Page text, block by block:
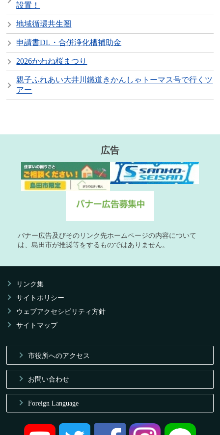
設置！
地域循環共生圏
申請書DL・合併浄化槽補助金
2026かわね桜まつり
親子ふれあい大井川鐵道きかんしゃトーマス号で行くツ
アー
広告
バナー広告及びそのリンク先ホームページの内容について
は、島田市が推奨等をするものではありません。
リンク集
サイトポリシー
ウェブアクセシビリティ方針
サイトマップ
市役所へのアクセス
お問い合わせ
Foreign Language